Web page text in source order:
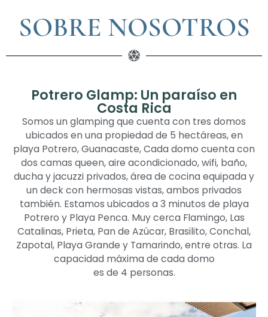
SOBRE NOSOTROS
Potrero Glamp: Un paraíso en
Costa Rica
Somos un glamping que cuenta con tres domos
ubicados en una propiedad de 5 hectáreas, en
playa Potrero, Guanacaste, Cada domo cuenta con
dos camas queen, aire acondicionado, wifi, baño,
ducha y jacuzzi privados, área de cocina equipada y
un deck con hermosas vistas, ambos privados
también. Estamos ubicados a 3 minutos de playa
Potrero y Playa Penca. Muy cerca Flamingo, Las
Catalinas, Prieta, Pan de Azúcar, Brasilito, Conchal,
Zapotal, Playa Grande y Tamarindo, entre otras. La
capacidad máxima de cada domo
es de 4 personas.